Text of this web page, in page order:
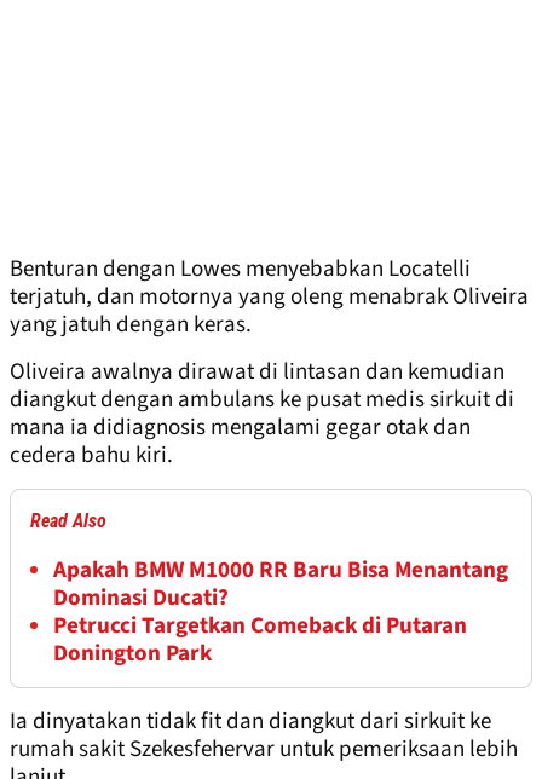
Benturan dengan Lowes menyebabkan Locatelli
terjatuh, dan motornya yang oleng menabrak Oliveira
yang jatuh dengan keras.
Oliveira awalnya dirawat di lintasan dan kemudian
diangkut dengan ambulans ke pusat medis sirkuit di
mana ia didiagnosis mengalami gegar otak dan
cedera bahu kiri.
Read Also
Apakah BMW M1000 RR Baru Bisa Menantang
Dominasi Ducati?
Petrucci Targetkan Comeback di Putaran
Donington Park
Ia dinyatakan tidak fit dan diangkut dari sirkuit ke
rumah sakit Szekesfehervar untuk pemeriksaan lebih